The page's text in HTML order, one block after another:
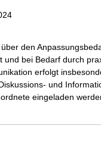
den
und bei Bedarf durch
erfolgt
und
eingeladen